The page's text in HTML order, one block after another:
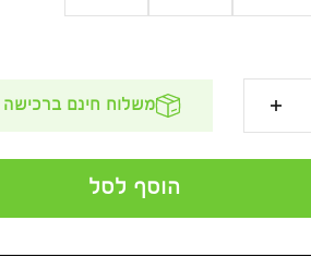
משלוח חינם ברכישה מעל
הוסף לסל